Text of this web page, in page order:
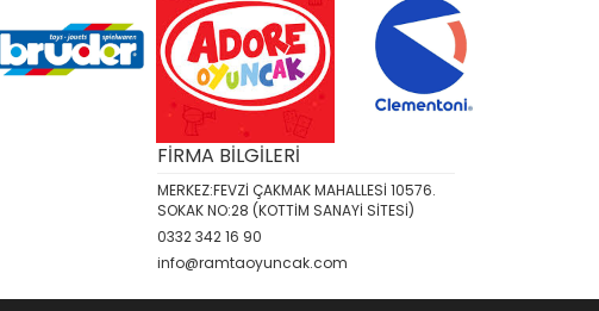
FİRMA BİLGİLERİ
MERKEZ:FEVZİ ÇAKMAK MAHALLESİ 10576.
SOKAK NO:28 (KOTTİM SANAYİ SİTESİ)
0332 342 16 90
info@ramtaoyuncak.com